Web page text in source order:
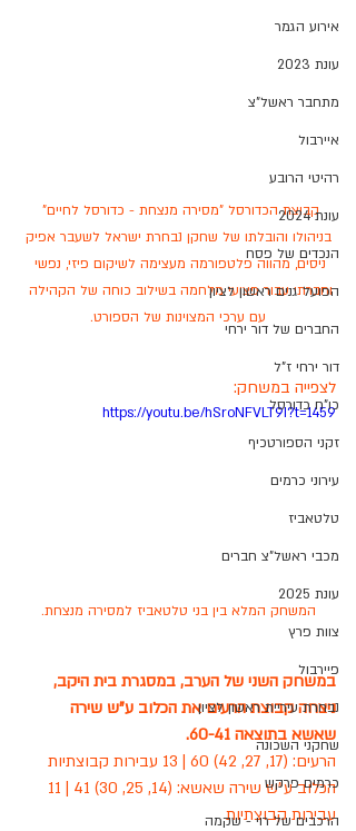
אירוע הגמר
עונת 2023
מתחבר ראשל"צ
איירבול
רהיטי הרובע
עונת 2024
הנכדים של פסח
הפועל גנים ראשון לציון
החברים של דור ירחי
דור ירחי ז"ל
כו"ח כדורסל
זקני הספורטכיף
עירוני כרמים
טלטאביז
מכבי ראשל"צ חברים
עונת 2025
צוות פרץ
פיירבול
נבחרת עיריית ראשון לציון
שחקני השכונה
כרמים פרקש
הרכבים של רוי - שקמה
קבוצת הכדורסל "מסירה מנצחת - כדורסל לחיים"
בניהולו והובלתו של שחקן נבחרת ישראל לשעבר אפיק
ניסים, מהווה פלטפורמה מעצימה לשיקום פיזי, נפשי
וחברתי עבור פצועי מלחמה בשילוב כוחה של הקהילה
עם ערכי המצוינות של הספורט.
לצפייה במשחק:
https://youtu.be/hSroNFVLT9I?t=1459
המשחק המלא בין בני טלטאביז למסירה מנצחת.
במשחק השני של הערב, במסגרת בית היקב,
ניצחה קבוצת הרעים את הכלוב ע"ש שירה
שאשא בתוצאה 60-41.
הרעים: (17, 27, 42) 60 | 13 עבירות קבוצתיות
עבירות קבוצתיות